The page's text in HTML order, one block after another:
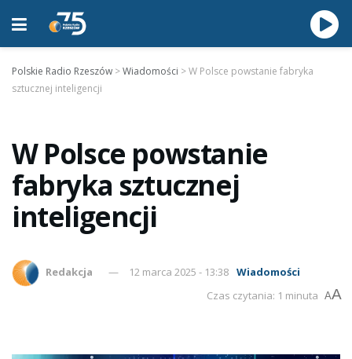
Polskie Radio Rzeszów >Wiadomości >W Polsce powstanie fabryka
sztucznej inteligencji
W Polsce powstanie
fabryka sztucznej
inteligencji
Redakcja 12 marca 2025 - 13:38 Wiadomości
Czas czytania: 1 minuta AA